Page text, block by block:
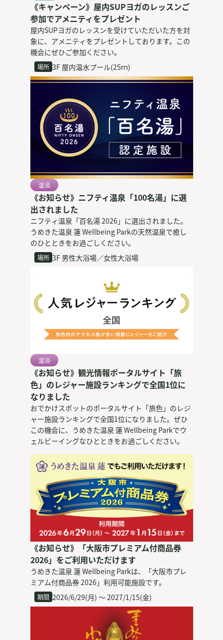
《キャンペーン》屋内SUPヨガのレッスンご
参加でアメニティをプレゼント
屋内SUPヨガのレッスンを受けていただいた方を対
象に、アメニティをプレゼントしております。この
機会にぜひご参加ください。
場所 3F 屋内温水プール(25ｍ)
温浴
《お知らせ》ニフティ温泉「100名湯」に選
出されました
ニフティ温泉「百名湯 2026」に選出されました。
うめきた温泉 蓮 Wellbeing Parkの天然温泉で癒し
のひとときをお過ごしください。
場所 3F 男性大浴場／女性大浴場
温浴
《お知らせ》観光情報ポータルサイト「旅
色」のレジャー施設ランキングで全国1位に
なりました
おでかけスポットのポータルサイト「旅色」のレジ
ャー施設ランキングで全国1位になりました。ぜひ
この機会に、うめきた温泉 蓮 Wellbeing Parkでウ
ェルビーイングなひとときをお過ごしください。
《お知らせ》「大阪市プレミアム付商品券
2026」をご利用いただけます
うめきた温泉 蓮 Wellbeing Parkは、「大阪市プレ
ミアム付商品券 2026」利用可能施設です。
期間 2026/6/29(月) 〜 2027/1/15(金)